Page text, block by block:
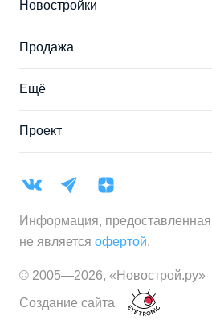
Новостройки
Продажа
Ещё
Проект
Информация, предоставленная
не является офертой.
© 2005—2026, «Новострой.ру»
Создание сайта